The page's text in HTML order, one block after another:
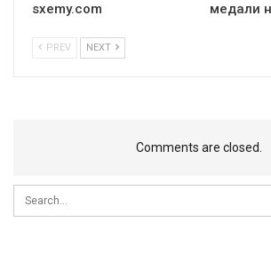
sxemy.com
медали
PREV NEXT
Comments are closed.